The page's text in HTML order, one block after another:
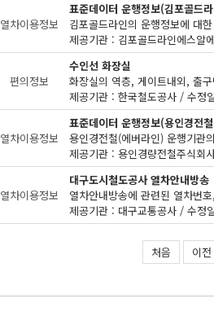
열차이용정보
표준데이터 운행정보(김포골드
김포골드라인의 운행정보에 대
제공기관 : 김포골드라인에스
편의정보
수인선 화장실
화장실의 역층, 게이트내외, 출
제공기관 : 한국철도공사 / 수정
열차이용정보
표준데이터 운행정보(용인경전
용인경전철(에버라인) 운행기관
제공기관 : 용인경량전철주식
열차이용정보
대구도시철도공사 열차안내방송
열차안내방송에 관련된 열차번
제공기관 : 대구교통공사 / 수정
처음 이전